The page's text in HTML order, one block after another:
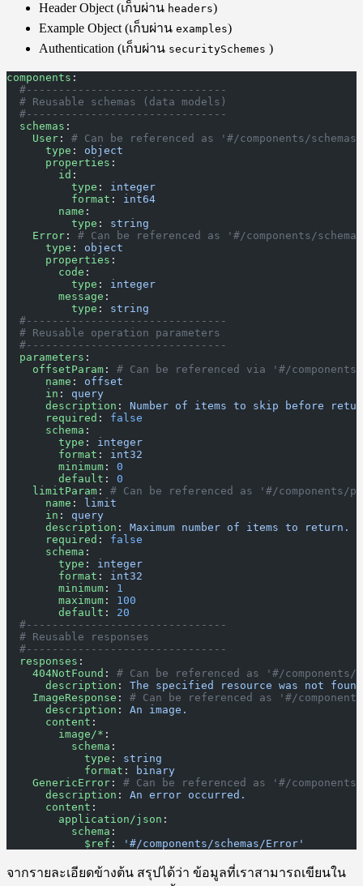
Header Object (เก็บผ่าน headers)
Example Object (เก็บผ่าน examples)
Authentication (เก็บผ่าน securitySchemes )
components :
  #-------------------------------
  # Reusable schemas (data models)
  #-------------------------------
  schemas
:
    User
: # Can be referenced as '#/components/
      type
: object
      properties
:
        id
:
          type
: integer
          format
: int64
        name
:
          type
: string
    Error
: # Can be referenced as '#/components/
      type
: object
      properties
:
        code
:
          type
: integer
        message
:
          type
: string
  #-------------------------------
  # Reusable operation parameters
  #-------------------------------
  parameters
:
    offsetParam
: # Can be referenced via '#/
      name
: offset
      in
: query
      description
: Number of items to skip before
      required
: false
      schema
:
        type
: integer
        format
: int32
        minimum
: 0
        default
: 0
    limitParam
: # Can be referenced as '#/components/
      name
:
limit
      in
: query
      description
: Maximum number of items to return.
      required
: false
      schema
:
        type
: integer
        format
: int32
        minimum
: 1
        maximum
: 100
        default
: 20
  #-------------------------------
  # Reusable responses
  #-------------------------------
  responses
:
    404NotFound
: # Can be referenced as '#/components/
      description
: The specified resource was not
    ImageResponse
: # Can be referenced as '#/
      description
: An image.
      content
:
        image/*
:
          schema
:
            type
: string
            format
:
binary
    GenericError
: # Can be referenced as '#/
      description
: An error occurred.
      content
:
        application/json
:
          schema
:
            $ref
: '#/components/schemas/Error'
จากรายละเอียดข้างต้น สรุปได้ว่า ข้อมูลที่เราสามารถเขียนใน